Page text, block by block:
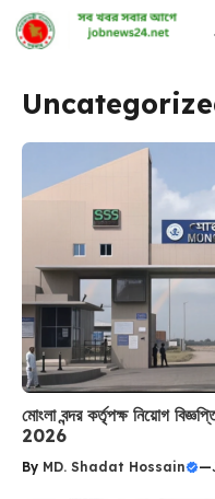
Skip
content
মোংলা বন্দর কর্তৃপক্ষ নিয়োগ
2026
By MD. Shadat Hossain —